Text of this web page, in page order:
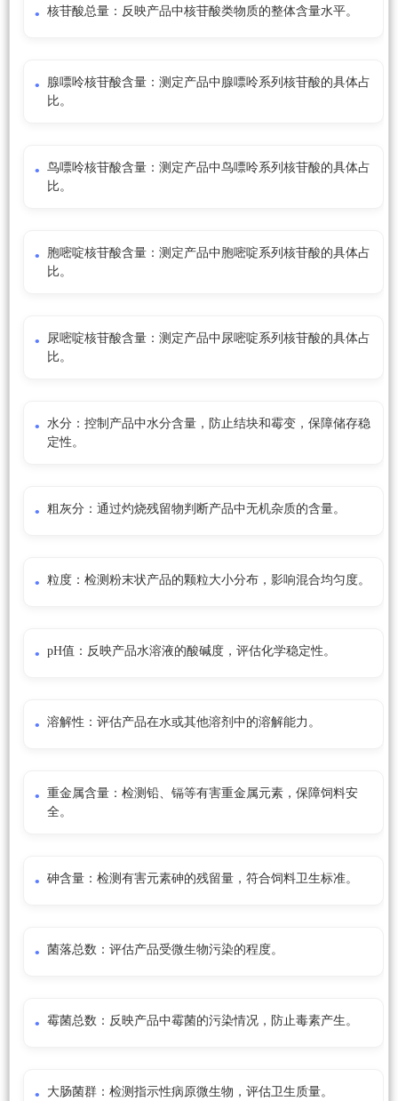
核苷酸总量：反映产品中核苷酸类物质的整体含量水平。
腺嘌呤核苷酸含量：测定产品中腺嘌呤系列核苷酸的具体占
比。
鸟嘌呤核苷酸含量：测定产品中鸟嘌呤系列核苷酸的具体占
比。
胞嘧啶核苷酸含量：测定产品中胞嘧啶系列核苷酸的具体占
比。
尿嘧啶核苷酸含量：测定产品中尿嘧啶系列核苷酸的具体占
比。
水分：控制产品中水分含量，防止结块和霉变，保障储存稳
定性。
粗灰分：通过灼烧残留物判断产品中无机杂质的含量。
粒度：检测粉末状产品的颗粒大小分布，影响混合均匀度。
pH值：反映产品水溶液的酸碱度，评估化学稳定性。
溶解性：评估产品在水或其他溶剂中的溶解能力。
重金属含量：检测铅、镉等有害重金属元素，保障饲料安
全。
砷含量：检测有害元素砷的残留量，符合饲料卫生标准。
菌落总数：评估产品受微生物污染的程度。
霉菌总数：反映产品中霉菌的污染情况，防止毒素产生。
大肠菌群：检测指示性病原微生物，评估卫生质量。